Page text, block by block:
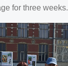
for three weeks.